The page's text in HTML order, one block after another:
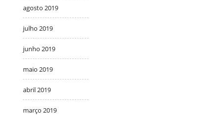
agosto 2019
julho 2019
junho 2019
maio 2019
abril 2019
março 2019